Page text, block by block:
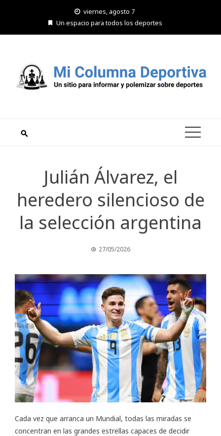
viernes, agosto 7
Un espacio para todos los deportes
Julián Álvarez, el
heredero silencioso de
la selección argentina
27/05/2026
Cada vez que arranca un Mundial, todas las miradas se
concentran en las grandes estrellas capaces de decidir